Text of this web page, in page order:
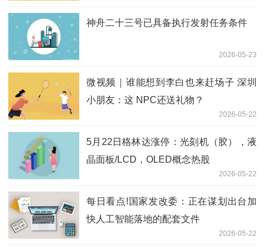
神舟二十三号已具备执行发射任务条件
2026-05-23
微视频｜谁能想到李白也来赶场子 深圳
小朋友：这 NPC还送礼物？
2026-05-22
5月22日格林达涨停：光刻机（胶），液
晶面板/LCD，OLED概念热股
2026-05-22
每日看点!国家发改委：正在谋划出台加
快人工智能落地的配套文件
2026-05-22